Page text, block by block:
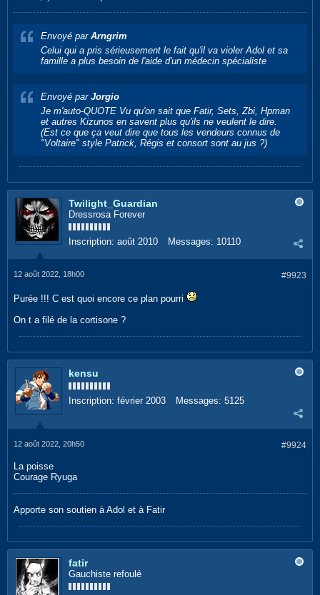
Envoyé par Arngrim
Celui qui a pris sérieusement le fait qu'il va violer Adol et sa
famille a plus besoin de l'aide d'un médecin spécialiste
Envoyé par Jorgio
Je m'auto-QUOTE Vu qu'on sait que Fatir, Sets, Zbi, Hpman
et autres Kizunos en savent plus qu'ils ne veulent le dire.
(Est ce que ça veut dire que tous les vendeurs connus de
"Voltaire" style Patrick, Régis et consort sont au jus ?)
Twilight_Guardian
Dressrosa Forever
Inscription: août 2010 Messages: 10110
#9923
12 août 2022, 18h00
Purée !!! C est quoi encore ce plan pourri
On t a filé de la cortisone ?
kensu
Inscription: février 2003 Messages: 5125
#9924
12 août 2022, 20h50
La poisse
Courage Ryuga
Apporte son soutien à Adol et à Fatir
fatir
Gauchiste refoulé